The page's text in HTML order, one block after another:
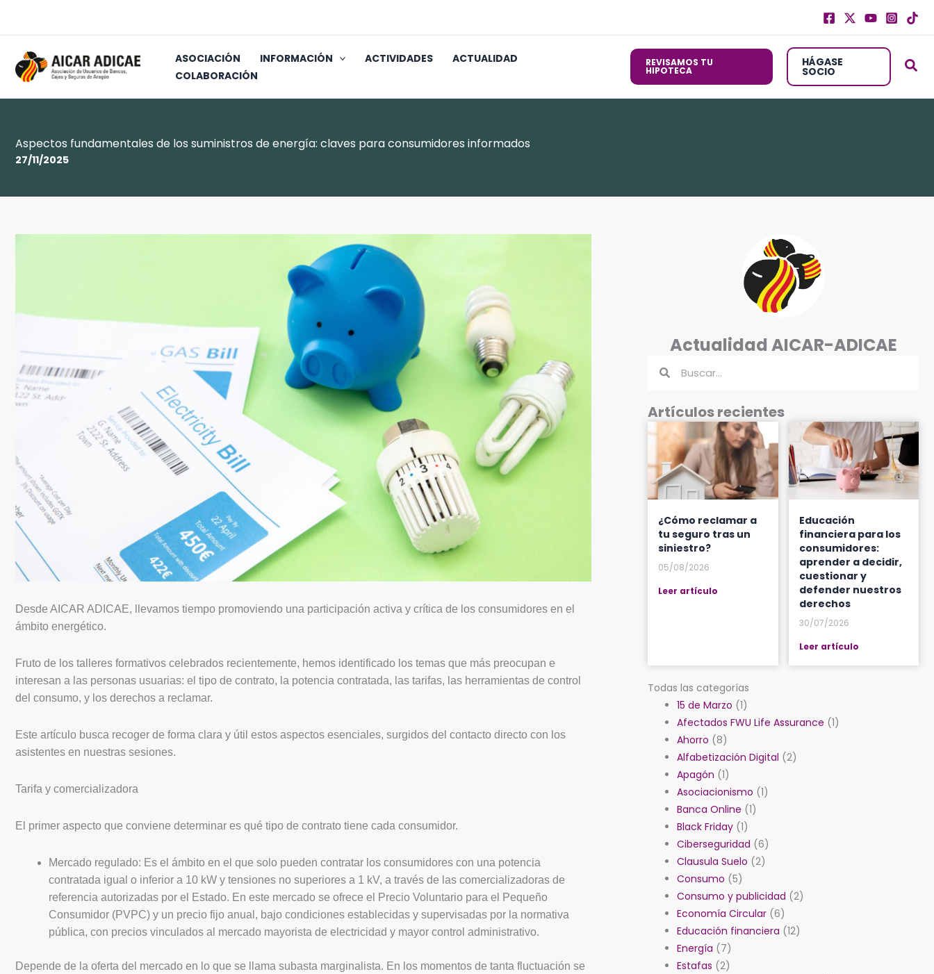
ASOCIACIÓN INFORMACIÓN ACTIVIDADES
ACTUALIDAD
COLABORACIÓN
REVISAMOS TU
HIPOTECA
HÁGASE
SOCIO
Aspectos fundamentales de los suministros de energía: claves para consumidores informados
27/11/2025
Desde AICAR ADICAE, llevamos tiempo promoviendo una participación activa y crítica de los consumidores en el
ámbito energético.
Fruto de los talleres formativos celebrados recientemente, hemos identificado los temas que más preocupan e
interesan a las personas usuarias: el tipo de contrato, la potencia contratada, las tarifas, las herramientas de control
del consumo, y los derechos a reclamar.
Este artículo busca recoger de forma clara y útil estos aspectos esenciales, surgidos del contacto directo con los
asistentes en nuestras sesiones.
Tarifa y comercializadora
El primer aspecto que conviene determinar es qué tipo de contrato tiene cada consumidor.
Mercado regulado: Es el ámbito en el que solo pueden contratar los consumidores con una potencia
contratada igual o inferior a 10 kW y tensiones no superiores a 1 kV, a través de las comercializadoras de
referencia autorizadas por el Estado. En este mercado se ofrece el Precio Voluntario para el Pequeño
Consumidor (PVPC) y un precio fijo anual, bajo condiciones establecidas y supervisadas por la normativa
pública, con precios vinculados al mercado mayorista de electricidad y mayor control administrativo.
Depende de la oferta del mercado en lo que se llama subasta marginalista. En los momentos de tanta fluctuación se
Actualidad AICAR-ADICAE
Buscar
Artículos recientes
¿Cómo reclamar a
tu seguro tras un
siniestro?
05/08/2026
Leer artículo
Educación
financiera para los
consumidores:
aprender a decidir,
cuestionar y
defender nuestros
derechos
30/07/2026
Leer artículo
Todas las categorías
15 de Marzo (1)
Afectados FWU Life Assurance (1)
Ahorro (8)
Alfabetización Digital (2)
Apagón (1)
Asociacionismo (1)
Banca Online (1)
Black Friday (1)
Ciberseguridad (6)
Clausula Suelo (2)
Consumo (5)
Consumo y publicidad (2)
Economía Circular (6)
Educación financiera (12)
Energía (7)
Estafas (2)